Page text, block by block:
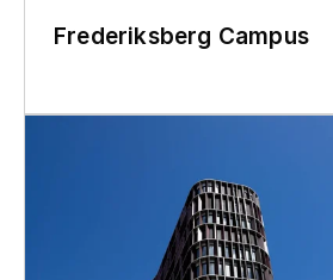
Frederiksberg Campus